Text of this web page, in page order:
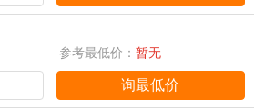
参考最低价： 暂无
询最低价